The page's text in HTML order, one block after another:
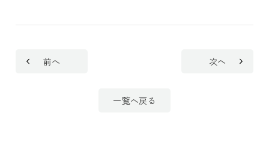
前へ
一覧へ戻る
次へ